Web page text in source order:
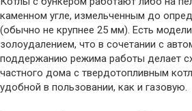
каменном угле, измельченным до
(обычно не крупнее 25 мм). Есть
золоудалением, что в сочетании с
поддержанию режима работы делает
частного дома с твердотопливным
удобной в пользовании, как и газовую.